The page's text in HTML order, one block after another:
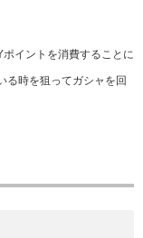
イントを消費することに
る時を狙ってガシャを回